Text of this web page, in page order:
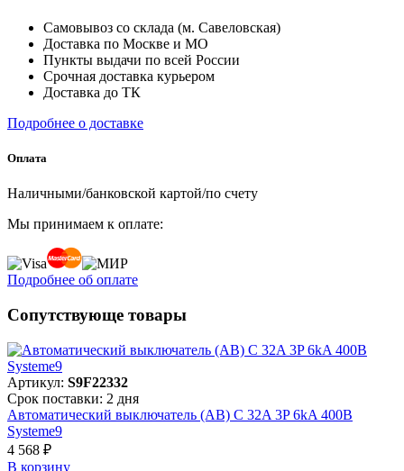
Самовывоз со склада (м. Савеловская)
Доставка по Москве и МО
Пункты выдачи по всей России
Срочная доставка курьером
Доставка до ТК
Подробнее о доставке
Оплата
Наличными/банковской картой/по счету
Мы принимаем к оплате:
Подробнее об оплате
Сопутствующе товары
Артикул: S9F22332
Срок поставки: 2 дня
Автоматический выключатель (АВ) C 32A 3P 6kA 400В
Systeme9
4 568 ₽
В корзинy